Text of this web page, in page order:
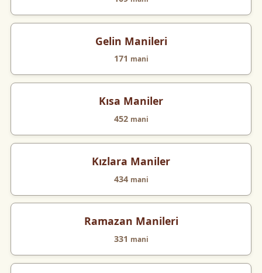
Gelin Manileri
171 mani
Kısa Maniler
452 mani
Kızlara Maniler
434 mani
Ramazan Manileri
331 mani